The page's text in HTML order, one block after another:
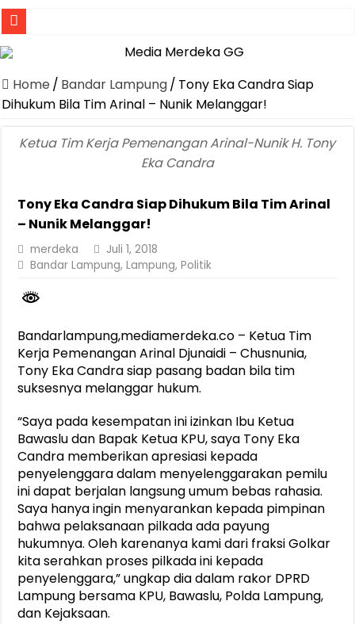
Jasa Raharja Serahkan Santunan kepada Ahli Waris Korban
Dirut Jasa Raharja Dampingi Wamenhub Tinjau Penanganan
Pastikan Pelayanan Maksimal, Direksi Jasa Raharja Tinjau Korban
Jasa Raharja Jamin Seluruh Korban Kebakaran KM Mutiara
Berkontribusi terhadap Keselamatan dan Mobilitas Masyarakat,
Pemprov Lampung Dukung Penuh Lampung Financial Festival,
Pengesahan Raperda APBD 2025 Jadi Langkah Penguatan
Ketua PMI Provinsi Lampung Lantik Pengurus PMI Lampung
Home / Bandar Lampung/ Tony Eka Candra Siap
Dihukum Bila Tim Arinal – Nunik Melanggar!
Ketua Tim Kerja Pemenangan Arinal-Nunik H. Tony
Eka Candra
Tony Eka Candra Siap Dihukum Bila Tim Arinal
– Nunik Melanggar!
merdeka
Juli 1, 2018
Bandar Lampung,Lampung,Politik
Bandarlampung,mediamerdeka.co – Ketua Tim
Kerja Pemenangan Arinal Djunaidi – Chusnunia,
Tony Eka Candra siap pasang badan bila tim
suksesnya melanggar hukum.
“Saya pada kesempatan ini izinkan Ibu Ketua
Bawaslu dan Bapak Ketua KPU, saya Tony Eka
Candra memberikan apresiasi kepada
penyelenggara dalam menyelenggarakan pemilu
ini dapat berjalan langsung umum bebas rahasia.
Saya hanya ingin menyarankan kepada pimpinan
bahwa pelaksanaan pilkada ada payung
hukumnya. Oleh karenanya kami dari fraksi Golkar
kita serahkan proses pilkada ini kepada
penyelenggara,” ungkap dia dalam rakor DPRD
Lampung bersama KPU, Bawaslu, Polda Lampung,
dan Kejaksaan.